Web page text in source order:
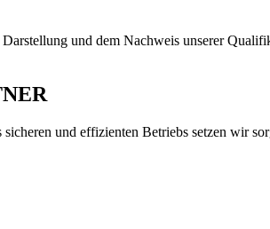
und dem Nachweis unserer
und effizienten Betriebs setzen wir